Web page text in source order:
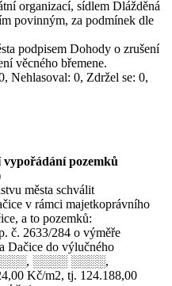
organizací, sídlem Dlážděná
povinným, za podmínek dle
podpisem Dohody o zrušení
věcného břemene.
Nehlasoval: 0, Zdržel se: 0,
pozemků
města schválit
v rámci majetkoprávního
a to pozemků:
č. 2633/284 o výměře
Dačice do výlučného
░░░░ ░░░░,
Kč/m2, tj. 124.188,00